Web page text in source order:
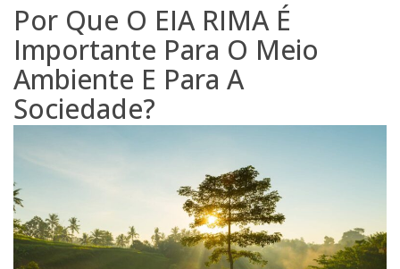
Por Que O EIA RIMA É
Importante Para O Meio
Ambiente E Para A
Sociedade?